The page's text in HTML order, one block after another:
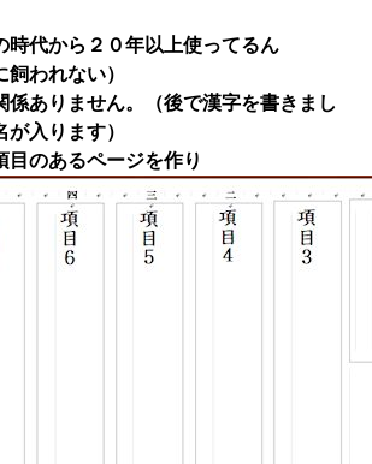
時代から２０年以上使ってるん
われない）
係ありません。（後で漢字を書きまし
が入ります）
目のあるページを作り